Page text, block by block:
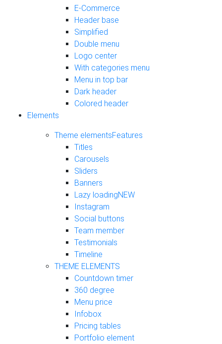
E-Commerce
Header base
Simplified
Double menu
Logo center
With categories menu
Menu in top bar
Dark header
Colored header
Elements
Theme elementsFeatures
Titles
Carousels
Sliders
Banners
Lazy loadingNEW
Instagram
Social buttons
Team member
Testimonials
Timeline
THEME ELEMENTS
Countdown timer
360 degree
Menu price
Infobox
Pricing tables
Portfolio element